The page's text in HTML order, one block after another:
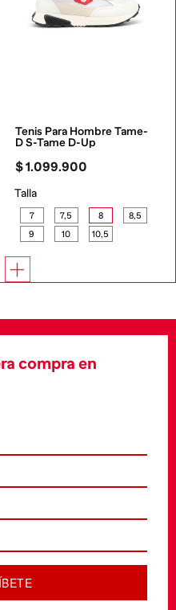
Tenis Para Hombre Tame-
D S-Tame D-Up
$1.099.900
Talla
7 7,5 8
8,5
9
10 10,5
compra en